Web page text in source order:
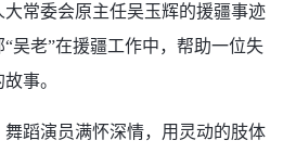
常委会原主任吴玉辉的援疆事迹
吴老”在援疆工作中，帮助一位失
事。
蹈演员满怀深情，用灵动的肢体